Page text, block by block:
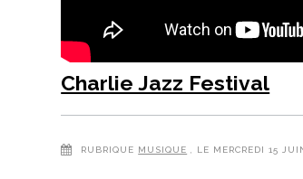
Charlie Jazz Festival
RUBRIQUE MUSIQUE , LE MERCREDI 15